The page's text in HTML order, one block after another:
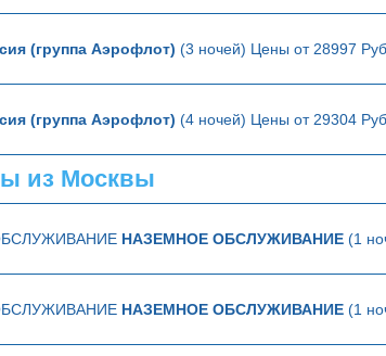
(группа Аэрофлот) (3 ночей) Цены от 28997
(группа Аэрофлот) (4 ночей) Цены от 29304
из Москвы
НАЗЕМНОЕ ОБСЛУЖИВАНИЕ (1
НАЗЕМНОЕ ОБСЛУЖИВАНИЕ (1